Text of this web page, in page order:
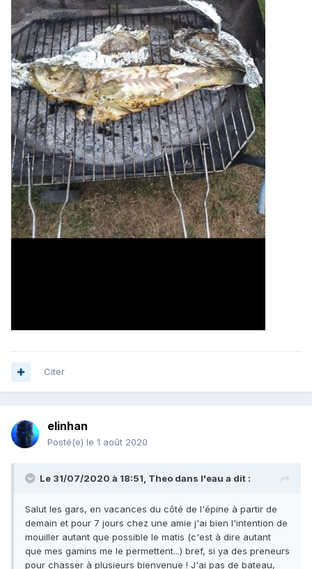
Citer
elinhan
Posté(e) le 1 août 2020
Le 31/07/2020 à 18:51, Theo dans l'eau a dit :
Salut les gars, en vacances du côté de l'épine à partir de
demain et pour 7 jours chez une amie j'ai bien l'intention de
mouiller autant que possible le matis (c'est à dire autant
que mes gamins me le permettent...) bref, si ya des preneurs
pour chasser à plusieurs bienvenue ! J'ai pas de bateau,